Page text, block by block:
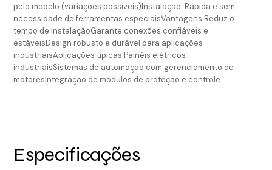
pelo modelo (variações possíveis)Instalação: Rápida e sem
necessidade de ferramentas especiaisVantagens:Reduz o
tempo de instalaçãoGarante conexões confiáveis e
estáveisDesign robusto e durável para aplicações
industriaisAplicações típicas:Painéis elétricos
industriaisSistemas de automação com gerenciamento de
motoresIntegração de módulos de proteção e controle.
Especificações